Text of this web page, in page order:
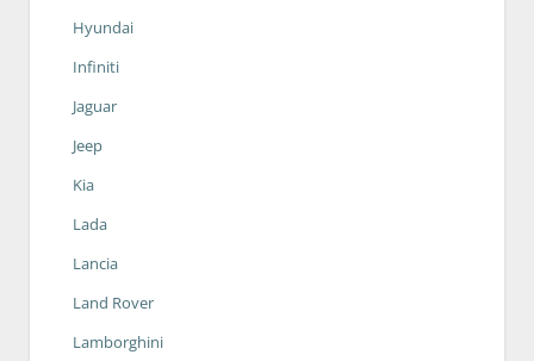
Hyundai
Infiniti
Jaguar
Jeep
Kia
Lada
Lancia
Land Rover
Lamborghini